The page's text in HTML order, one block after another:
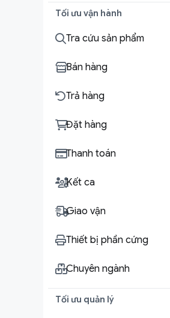
Tối ưu vận hành
Tra cứu sản phẩm
Bán hàng
Trả hàng
Đặt hàng
Thanh toán
Kết ca
Giao vận
Thiết bị phần cứng
Chuyên ngành
Tối ưu quản lý